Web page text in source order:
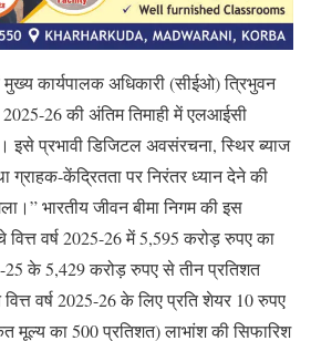
कार्यपालक अधिकारी (सीईओ) त्रिभुवन
2025-26 की अंतिम तिमाही में एलआईसी
इसे प्रभावी डिजिटल अवसंरचना, स्थिर ब्याज
केंद्रितता पर निरंतर ध्यान देने की
भारतीय जीवन बीमा निगम की इस
वर्ष 2025-26 में 5,595 करोड़ रुपए का
25 के 5,429 करोड़ रुपए से तीन प्रतिशत
वर्ष 2025-26 के लिए प्रति शेयर 10 रुपए
मूल्य का 500 प्रतिशत) लाभांश की सिफारिश